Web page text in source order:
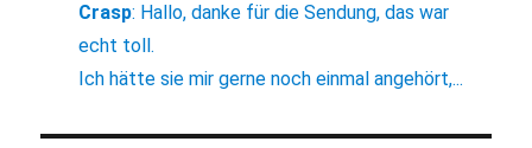
Crasp: Hallo, danke für die Sendung, das war
echt toll.
Ich hätte sie mir gerne noch einmal angehört,...